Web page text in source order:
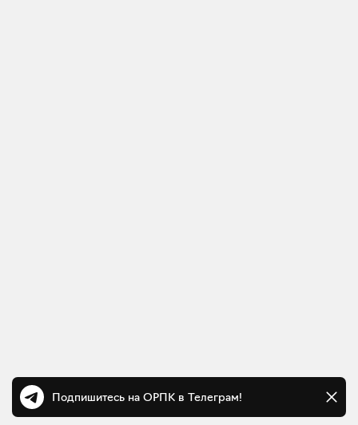
Подпишитесь на ОРПК в Телеграм!